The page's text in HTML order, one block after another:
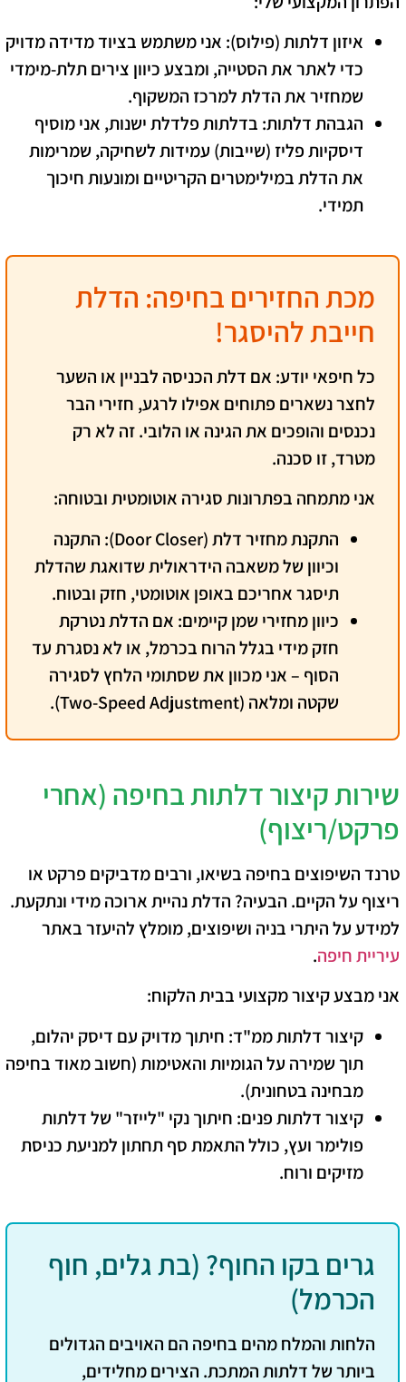
איזון דלתות (פילוס): אני משתמש בציוד מדידה מדויק
כדי לאתר את הסטייה, ומבצע כיוון צירים תלת-מימדי
שמחזיר את הדלת למרכז המשקוף.
הגבהת דלתות: בדלתות פלדלת ישנות, אני מוסיף
דיסקיות פליז (שייבות) עמידות לשחיקה, שמרימות
את הדלת במילימטרים הקריטיים ומונעות חיכוך
תמידי.
מכת החזירים בחיפה: הדלת
חייבת להיסגר!
כל חיפאי יודע: אם דלת הכניסה לבניין או השער
לחצר נשארים פתוחים אפילו לרגע, חזירי הבר
נכנסים והופכים את הגינה או הלובי. זה לא רק
מטרד, זו סכנה.
אני מתמחה בפתרונות סגירה אוטומטית ובטוחה:
התקנת מחזיר דלת (Door Closer):
התקנה
וכיוון של משאבה הידראולית שדואגת שהדלת
תיסגר אחריכם באופן אוטומטי, חזק ובטוח.
כיוון מחזירי שמן קיימים: אם הדלת נטרקת
חזק מידי בגלל הרוח בכרמל, או לא נסגרת עד
הסוף – אני מכוון את שסתומי הלחץ לסגירה
שקטה ומלאה (Two-Speed Adjustment).
שירות קיצור דלתות בחיפה (אחרי
פרקט/ריצוף)
טרנד השיפוצים בחיפה בשיאו, ורבים מדביקים פרקט או
ריצוף על הקיים. הבעיה? הדלת נהיית ארוכה מידי ונתקעת.
למידע על היתרי בניה ושיפוצים, מומלץ להיעזר באתר
עיריית חיפה.
אני מבצע קיצור מקצועי בבית הלקוח:
קיצור דלתות ממ"ד: חיתוך מדויק עם דיסק יהלום,
תוך שמירה על הגומיות והאטימות (חשוב מאוד בחיפה
מבחינה בטחונית).
קיצור דלתות פנים: חיתוך נקי "לייזר" של דלתות
פולימר ועץ, כולל התאמת סף תחתון למניעת כניסת
מזיקים ורוח.
גרים בקו החוף? (בת גלים, חוף
הכרמל)
הלחות והמלח מהים בחיפה הם האויבים הגדולים
ביותר של דלתות המתכת. הצירים מחלידים,